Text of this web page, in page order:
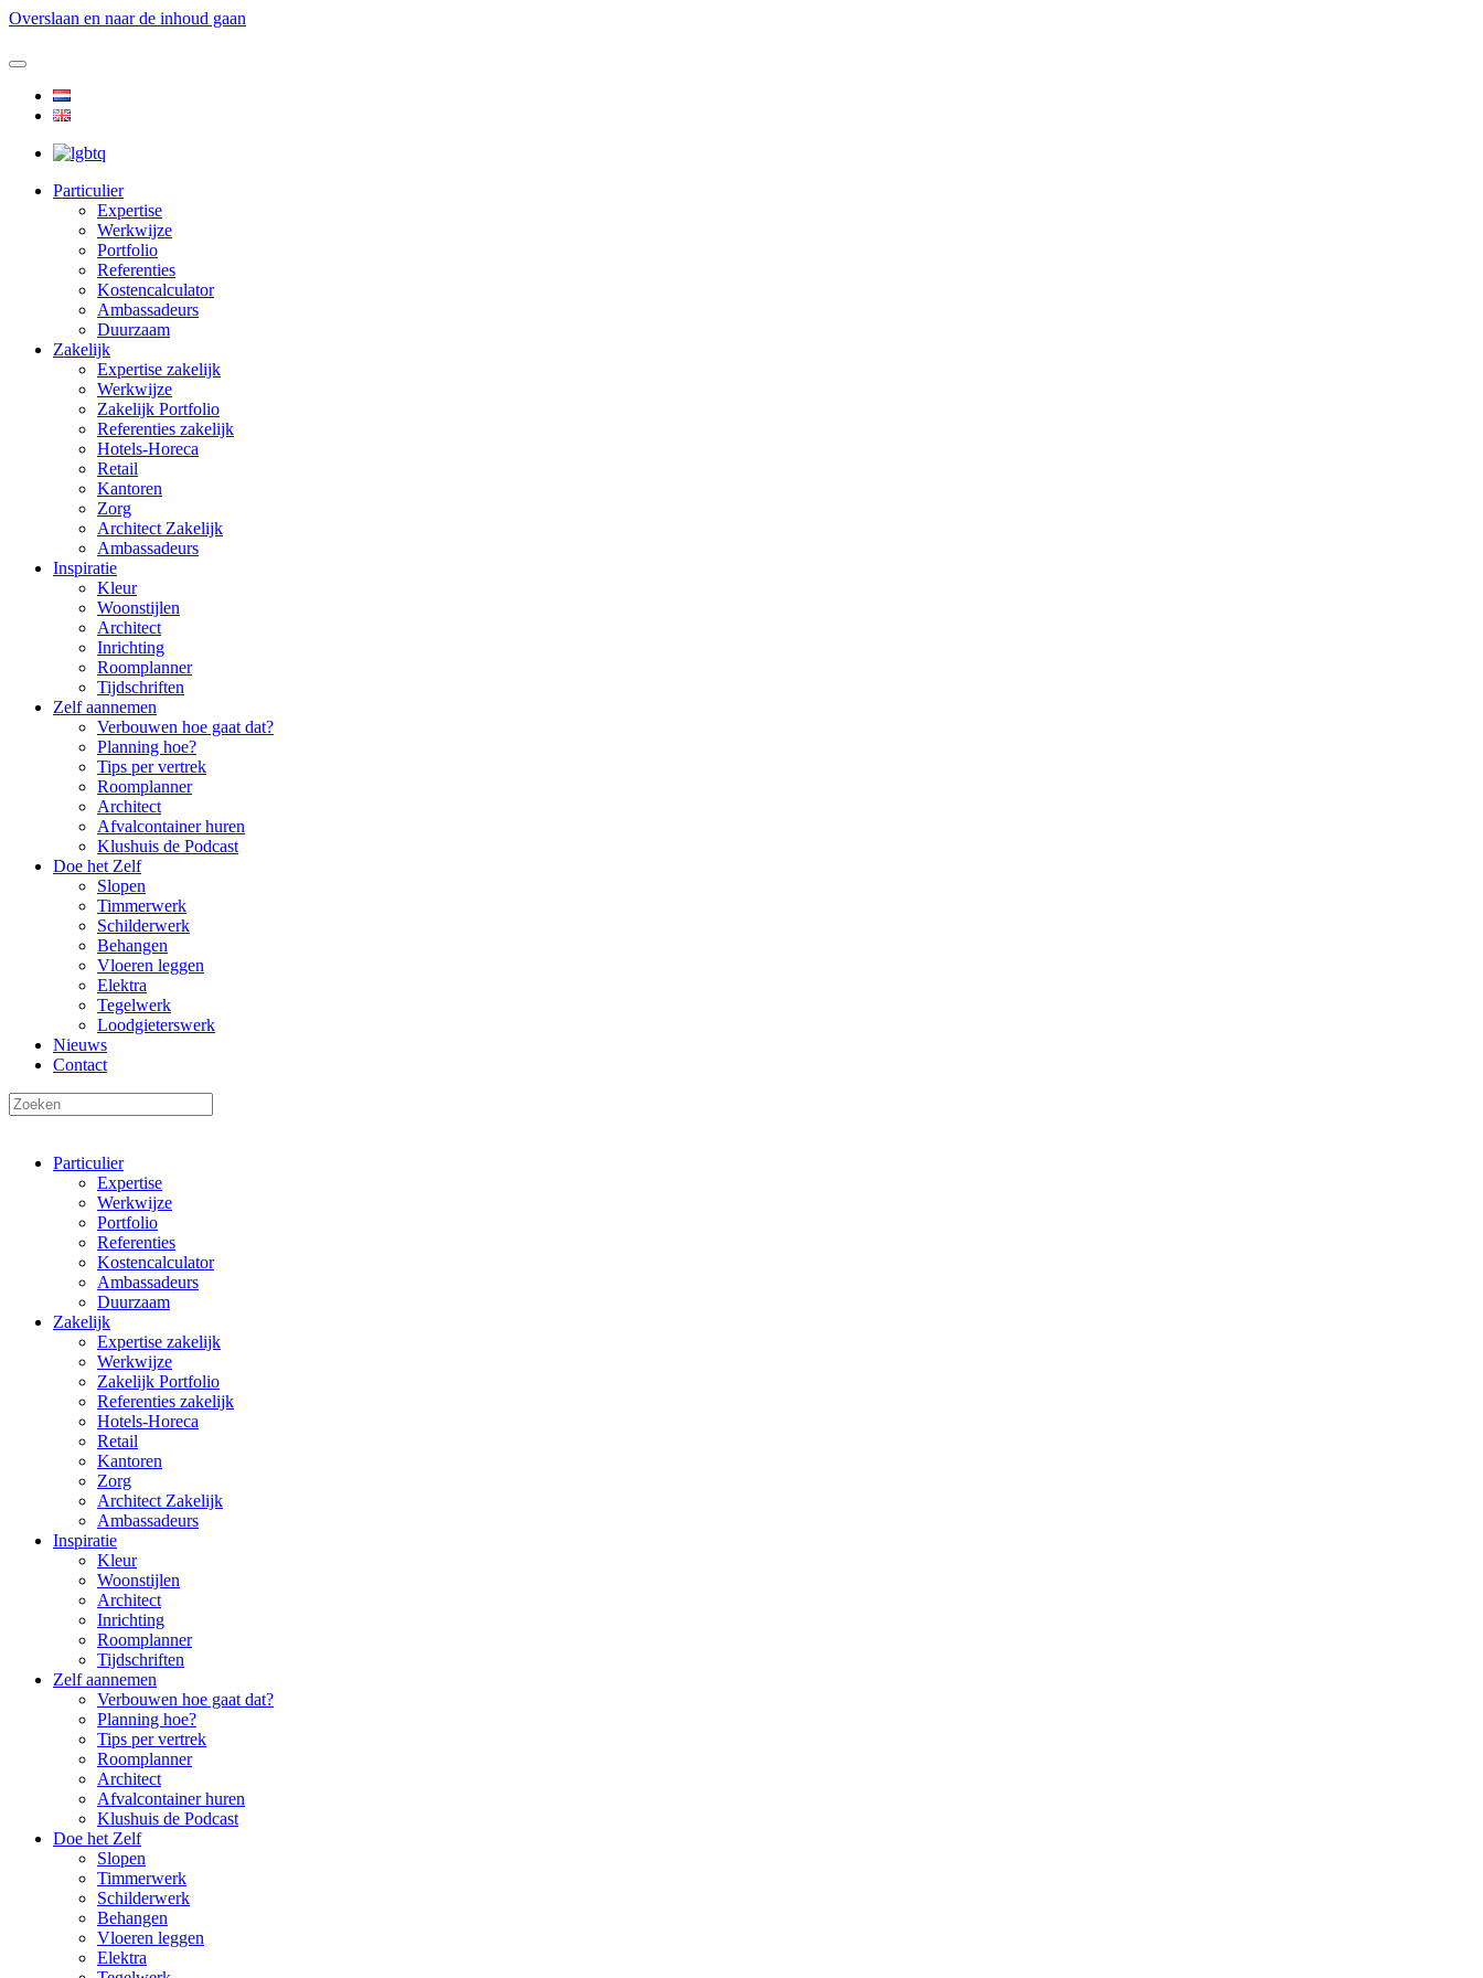
Overslaan en naar de inhoud gaan
Particulier
Expertise
Werkwijze
Portfolio
Referenties
Kostencalculator
Ambassadeurs
Duurzaam
Zakelijk
Expertise zakelijk
Werkwijze
Zakelijk Portfolio
Referenties zakelijk
Hotels-Horeca
Retail
Kantoren
Zorg
Architect Zakelijk
Ambassadeurs
Inspiratie
Kleur
Woonstijlen
Architect
Inrichting
Roomplanner
Tijdschriften
Zelf aannemen
Verbouwen hoe gaat dat?
Planning hoe?
Tips per vertrek
Roomplanner
Architect
Afvalcontainer huren
Klushuis de Podcast
Doe het Zelf
Slopen
Timmerwerk
Schilderwerk
Behangen
Vloeren leggen
Elektra
Tegelwerk
Loodgieterswerk
Nieuws
Contact
Particulier
Expertise
Werkwijze
Portfolio
Referenties
Kostencalculator
Ambassadeurs
Duurzaam
Zakelijk
Expertise zakelijk
Werkwijze
Zakelijk Portfolio
Referenties zakelijk
Hotels-Horeca
Retail
Kantoren
Zorg
Architect Zakelijk
Ambassadeurs
Inspiratie
Kleur
Woonstijlen
Architect
Inrichting
Roomplanner
Tijdschriften
Zelf aannemen
Verbouwen hoe gaat dat?
Planning hoe?
Tips per vertrek
Roomplanner
Architect
Afvalcontainer huren
Klushuis de Podcast
Doe het Zelf
Slopen
Timmerwerk
Schilderwerk
Behangen
Vloeren leggen
Elektra